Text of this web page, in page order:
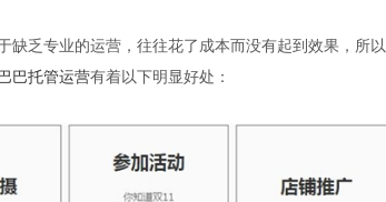
缺乏专业的运营，往往花了成本而没有起到效果，所以
巴托管运营有着以下明显好处：